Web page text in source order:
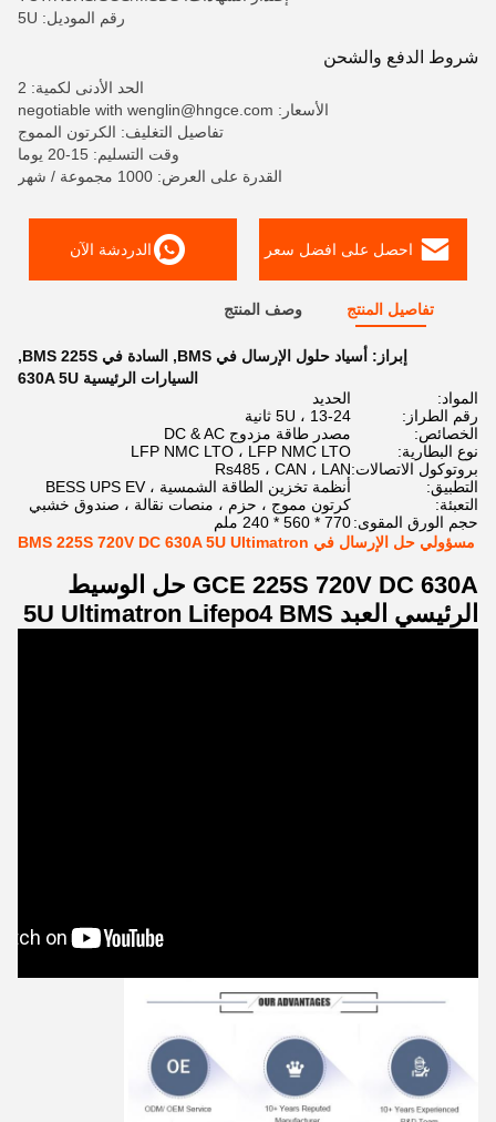
رقم الموديل: 5U
شروط الدفع والشحن
الحد الأدنى لكمية: 2
الأسعار: negotiable with wenglin@hngce.com
تفاصيل التغليف: الكرتون المموج
وقت التسليم: 15-20 يوما
القدرة على العرض: 1000 مجموعة / شهر
احصل على افضل سعر الدردشة الآن
تفاصيل المنتج وصف المنتج
إبراز: أسياد حلول الإرسال في BMS , السادة في BMS 225S
,
السيارات الرئيسية 630A 5U
المواد:
الحديد
رقم الطراز:
5U ، 13-24 ثانية
الخصائص:
مصدر طاقة مزدوج DC & AC
نوع البطارية:
LFP NMC LTO ، LFP NMC LTO
بروتوكول الاتصالات:Rs485 ، CAN ، LAN
التطبيق:
أنظمة تخزين الطاقة الشمسية ، BESS UPS EV
التعبئة:
كرتون مموج ، حزم ، منصات نقالة ، صندوق خشبي
حجم الورق المقوى:770 * 560 * 240 ملم
مسؤولي حل الإرسال في BMS 225S 720V DC 630A 5U Ultimatron
GCE 225S 720V DC 630A حل الوسيط
الرئيسي العبد 5U Ultimatron Lifepo4 BMS